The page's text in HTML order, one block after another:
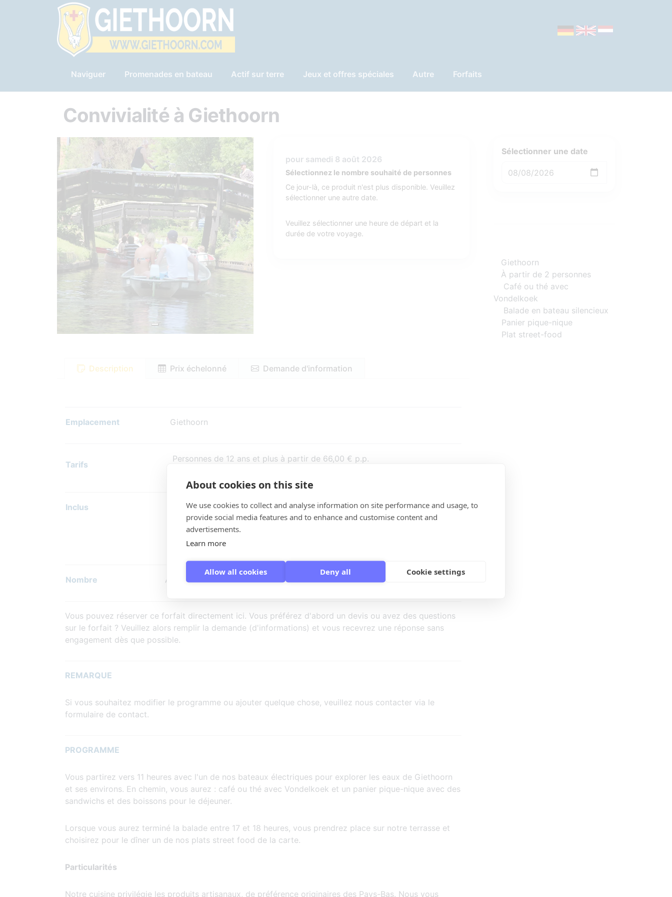
Naviguer Promenades en bateau Actif sur terre Jeux et offres spéciales Autre Forfaits
Convivialité à Giethoorn
pour samedi 8 août 2026
Sélectionnez le nombre souhaité de personnes
Ce jour-là, ce produit n'est plus disponible. Veuillez
sélectionner une autre date.
Veuillez sélectionner une heure de départ et la
durée de votre voyage.
Description Prix échelonné Demande d'information
Emplacement Giethoorn
Tarifs
Personnes de 12 ans et plus à partir de 66,00 € p.p.
Inclus
Café ou thé avec Vondelkoek
Balade en bateau silencieux
Panier pique-nique
Plat street food
Nombre À partir de 2 personnes
Vous pouvez réserver ce forfait directement ici. Vous préférez d'abord un devis ou avez des questions
sur le forfait ? Veuillez alors remplir la demande (d'informations) et vous recevrez une réponse sans
engagement dès que possible.
REMARQUE
Si vous souhaitez modifier le programme ou ajouter quelque chose, veuillez nous contacter via le
formulaire de contact.
PROGRAMME
Vous partirez vers 11 heures avec l'un de nos bateaux électriques pour explorer les eaux de Giethoorn
et ses environs. En chemin, vous aurez : café ou thé avec Vondelkoek et un panier pique-nique avec des
sandwichs et des boissons pour le déjeuner.
Lorsque vous aurez terminé la balade entre 17 et 18 heures, vous prendrez place sur notre terrasse et
choisirez pour le dîner un de nos plats street food de la carte.
Particularités
Notre cuisine privilégie les produits artisanaux, de préférence originaires des Pays-Bas. Nous vous
Sélectionner une date
Giethoorn
À partir de 2 personnes
Café ou thé avec
Vondelkoek
Balade en bateau silencieux
Panier pique-nique
Plat street-food
About cookies on this site
We use cookies to collect and analyse information on site performance and usage, to
provide social media features and to enhance and customise content and
advertisements.
Learn more
Allow all cookies Deny all Cookie settings